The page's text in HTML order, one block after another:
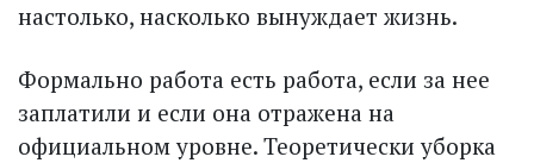
настолько, насколько вынуждает жизнь.
Формально работа есть работа, если за нее
заплатили и если она отражена на
официальном уровне. Теоретически уборка